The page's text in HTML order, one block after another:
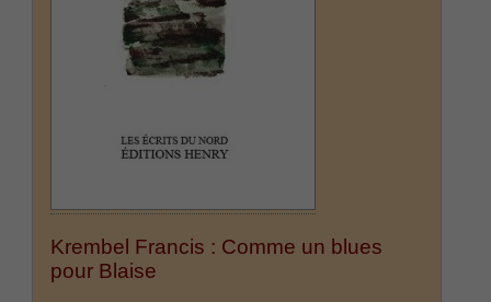
Krembel Francis : Comme un blues
pour Blaise